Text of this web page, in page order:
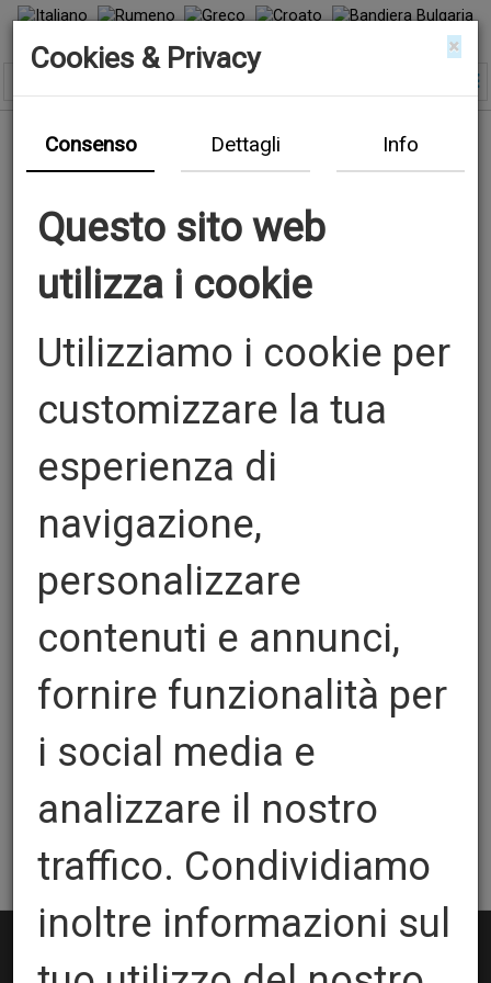
SPECIAL MICRO PERF
Quantita':
Spessore:
AGGIUNGI AL CARRELLO
×
Cookies & Privacy
Consenso Dettagli Info
Questo sito web
utilizza i cookie
Utilizziamo i cookie per
customizzare la tua
esperienza di
navigazione,
personalizzare
contenuti e annunci,
fornire funzionalità per
i social media e
analizzare il nostro
traffico. Condividiamo
inoltre informazioni sul